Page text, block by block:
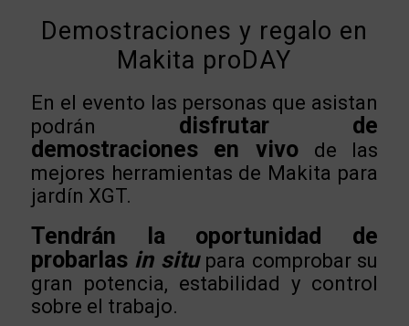
Demostraciones y regalo en
Makita proDAY
En el evento las personas que asistan
podrán disfrutar de
demostraciones en vivo de las
mejores herramientas de Makita para
jardín XGT.
Tendrán la oportunidad de
probarlasin situpara comprobar su
gran potencia, estabilidad y control
sobre el trabajo.